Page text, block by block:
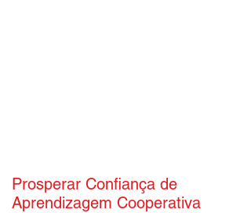
Prosperar Confiança de
Aprendizagem Cooperativa